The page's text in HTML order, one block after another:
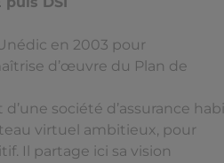
en 2003 pour
d’œuvre du Plan de
d’une société d’assurance
virtuel ambitieux, pour
Il partage ici sa vision